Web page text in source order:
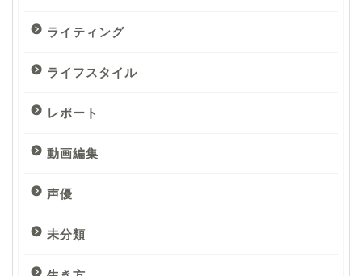
ライティング
ライフスタイル
レポート
動画編集
声優
未分類